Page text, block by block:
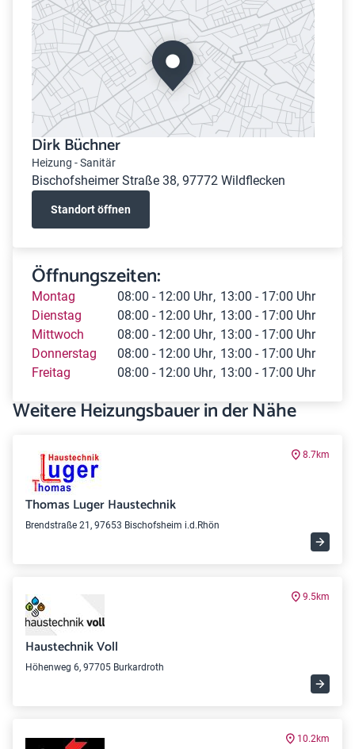
Dirk Büchner
Heizung - Sanitär
Bischofsheimer Straße 38, 97772 Wildflecken
Standort öffnen
Öffnungszeiten:
Montag 08:00 - 12:00 Uhr 13:00 - 17:00 Uhr
Dienstag
08:00 - 12:00 Uhr 13:00 - 17:00 Uhr
Mittwoch
08:00 - 12:00 Uhr 13:00 - 17:00 Uhr
Donnerstag
08:00 - 12:00 Uhr 13:00 - 17:00 Uhr
Freitag
08:00 - 12:00 Uhr 13:00 - 17:00 Uhr
Weitere Heizungsbauer in der Nähe
8.7km
Thomas Luger Haustechnik
Brendstraße 21, 97653 Bischofsheim i.d.Rhön
9.5km
Haustechnik Voll
Höhenweg 6, 97705 Burkardroth
10.2km